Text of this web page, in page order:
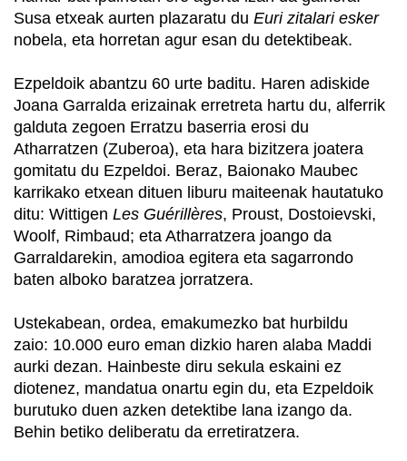
Susa etxeak aurten plazaratu du Euri zitalari esker
nobela, eta horretan agur esan du detektibeak.
Ezpeldoik abantzu 60 urte baditu. Haren adiskide
Joana Garralda erizainak erretreta hartu du, alferrik
galduta zegoen Erratzu baserria erosi du
Atharratzen (Zuberoa), eta hara bizitzera joatera
gomitatu du Ezpeldoi. Beraz, Baionako Maubec
karrikako etxean dituen liburu maiteenak hautatuko
ditu: Wittigen Les Guérillères, Proust, Dostoievski,
Woolf, Rimbaud; eta Atharratzera joango da
Garraldarekin, amodioa egitera eta sagarrondo
baten alboko baratzea jorratzera.
Ustekabean, ordea, emakumezko bat hurbildu
zaio: 10.000 euro eman dizkio haren alaba Maddi
aurki dezan. Hainbeste diru sekula eskaini ez
diotenez, mandatua onartu egin du, eta Ezpeldoik
burutuko duen azken detektibe lana izango da.
Behin betiko deliberatu da erretiratzera.